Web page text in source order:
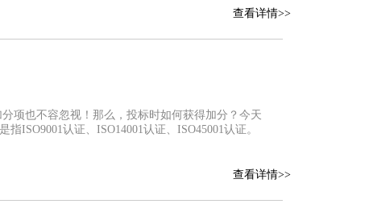
查看详情>>
项也不容忽视！那么，投标时如何获得加分？今天
ISO9001认证、ISO14001认证、ISO45001认证。
查看详情>>